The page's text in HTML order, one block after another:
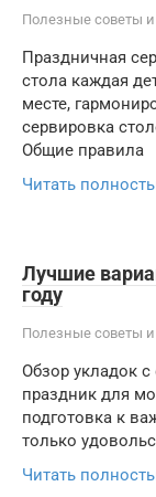
Полезные советы
Праздничная
стола каждая
месте,
сервировка
Общие правила
Читать
Лучшие
году
Полезные советы
Обзор укладок
праздник для
подготовка к
только
Читать